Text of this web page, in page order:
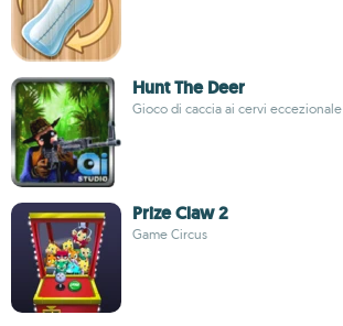
Hunt The Deer
Gioco di caccia ai cervi eccezionale
Prize Claw 2
Game Circus